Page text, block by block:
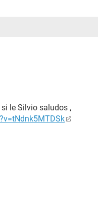
le Silvio saludos ,